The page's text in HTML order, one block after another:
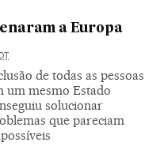
a Europa
de todas as pessoas
um mesmo Estado
solucionar
que pareciam